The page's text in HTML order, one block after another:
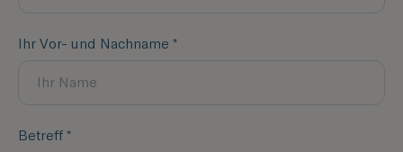
Ihr Vor- und Nachname *
Betreff *